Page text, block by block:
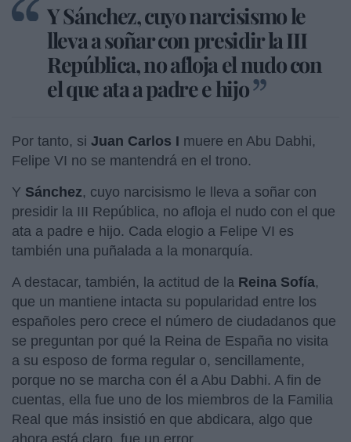
Y Sánchez, cuyo narcisismo le
lleva a soñar con presidir la III
República, no afloja el nudo con
el que ata a padre e hijo
Por tanto, si Juan Carlos I muere en Abu Dabhi,
Felipe VI no se mantendrá en el trono.
Y Sánchez, cuyo narcisismo le lleva a soñar con
presidir la III República, no afloja el nudo con el que
ata a padre e hijo. Cada elogio a Felipe VI es
también una puñalada a la monarquía.
A destacar, también, la actitud de la Reina Sofía,
que un mantiene intacta su popularidad entre los
españoles pero crece el número de ciudadanos que
se preguntan por qué la Reina de España no visita
a su esposo de forma regular o, sencillamente,
porque no se marcha con él a Abu Dabhi. A fin de
cuentas, ella fue uno de los miembros de la Familia
Real que más insistió en que abdicara, algo que
ahora está claro, fue un error.